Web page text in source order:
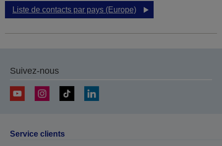
Liste de contacts par pays (Europe)
Suivez-nous
Service clients